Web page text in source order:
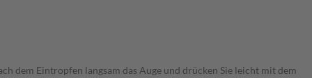
dem Eintropfen langsam das Auge und drücken Sie leicht mit dem